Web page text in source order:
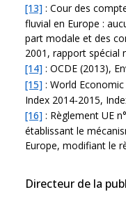
[13] : Cour des
fluvial en Europe :
part modale et des
2001, rapport spécial
[14] : OCDE (2013),
[15] : World
Index 2014-2015,
[16] : Règlement UE
établissant le
Europe, modifiant le
Directeur de la